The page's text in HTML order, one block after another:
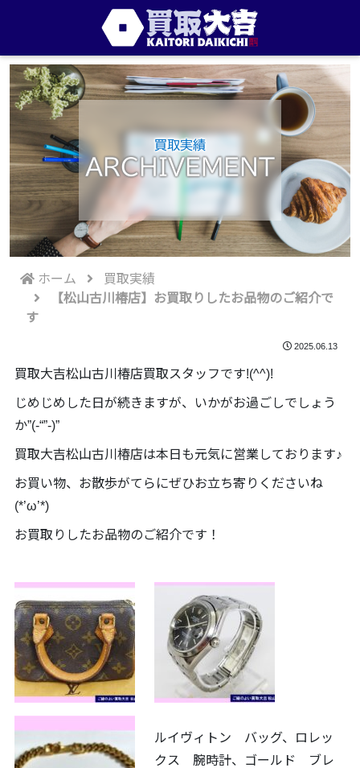
買取実績
ARCHIVEMENT
ホーム
買取実績
【松山古川椿店】お買取りしたお品物のご紹介で
す
2025.06.13
買取大吉松山古川椿店買取スタッフです!(^^)!
じめじめした日が続きますが、いかがお過ごしでしょう
か”(-“”-)”
買取大吉松山古川椿店は本日も元気に営業しております♪
お買い物、お散歩がてらにぜひお立ち寄りくださいね
(*’ω’*)
お買取りしたお品物のご紹介です！
ルイヴィトン バッグ、ロレッ
クス 腕時計、ゴールド ブレ